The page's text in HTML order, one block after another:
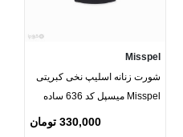
Misspel
شورت زنانه اسلیپ نخی کبریتی
Misspel میسپل کد 636 ساده
330,000 تومان